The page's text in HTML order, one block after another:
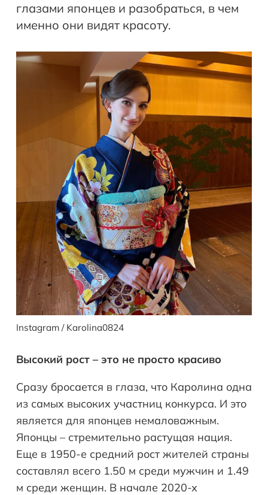
глазами японцев и разобраться, в чем
именно они видят красоту.
Instagram / Karolina0824
Высокий рост – это не просто красиво
Сразу бросается в глаза, что Каролина одна
из самых высоких участниц конкурса. И это
является для японцев немаловажным.
Японцы – стремительно растущая нация.
Еще в 1950-е средний рост жителей страны
составлял всего 1.50 м среди мужчин и 1.49
м среди женщин. В начале 2020-х